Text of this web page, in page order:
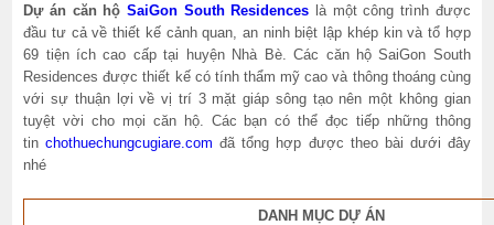
Dự án căn hộ SaiGon South Residences là một công trình được
đầu tư cả về thiết kế cảnh quan, an ninh biệt lập khép kin và tổ hợp
69 tiện ích cao cấp tại huyện Nhà Bè. Các căn hộ SaiGon South
Residences được thiết kế có tính thẩm mỹ cao và thông thoáng cùng
với sự thuận lợi về vị trí 3 mặt giáp sông tạo nên một không gian
tuyệt vời cho mọi căn hộ. Các bạn có thể đọc tiếp những thông
tinchothuechungcugiare.com đã tổng hợp được theo bài dưới đây
nhé
DANH MỤC DỰ ÁN